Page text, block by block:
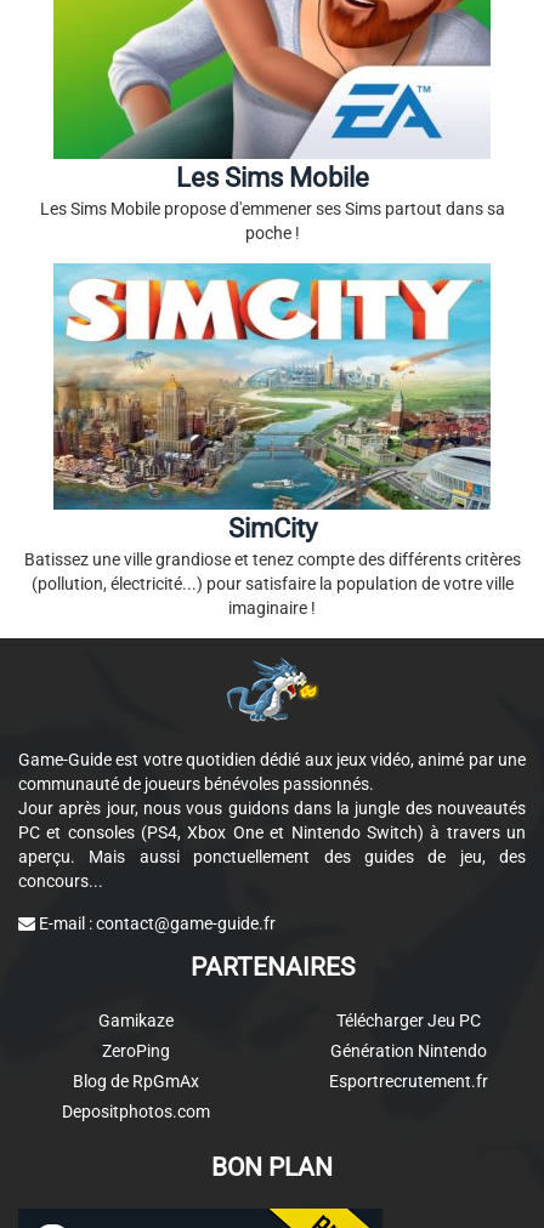
Les Sims Mobile
Les Sims Mobile propose d'emmener ses Sims partout dans sa
poche !
SimCity
Batissez une ville grandiose et tenez compte des différents critères
(pollution, électricité...) pour satisfaire la population de votre ville
imaginaire !
Game-Guide est votre quotidien dédié aux jeux vidéo, animé par une
communauté de joueurs bénévoles passionnés.
Jour après jour, nous vous guidons dans la jungle des nouveautés
PC et consoles (PS4, Xbox One et Nintendo Switch) à travers un
aperçu. Mais aussi ponctuellement des guides de jeu, des
concours...
E-mail :contact@game-guide.fr
PARTENAIRES
Gamikaze
ZeroPing
Blog de RpGmAx
Depositphotos.com
Télécharger Jeu PC
Génération Nintendo
Esportrecrutement.fr
BON PLAN